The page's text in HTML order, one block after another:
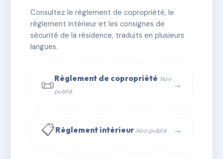
✓ Immatriculée 🏠 28 lots 🏗 1 bâtiment(s)
📞 Contacter Syndic Digital
Consultez le règlement de copropriété, le
règlement intérieur et les consignes de
sécurité de la résidence, traduits en plusieurs
langues.
📜Règlement de copropriété Non
publié
→
📋Règlement intérieur Non publié →